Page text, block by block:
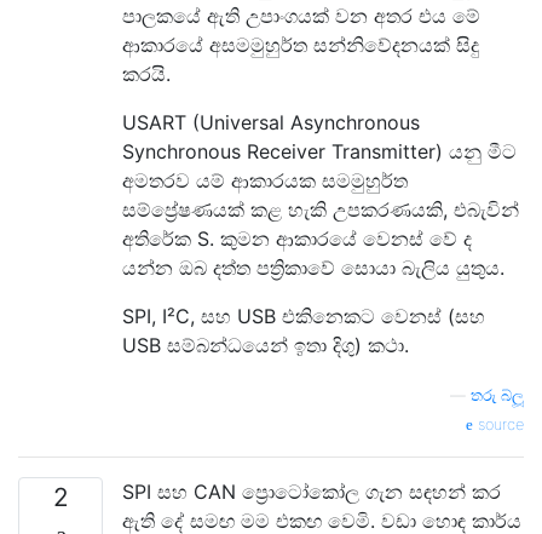
පාලකයේ ඇති උපාංගයක් වන අතර එය මේ
ආකාරයේ අසමමුහුර්ත සන්නිවේදනයක් සිදු
කරයි.
USART (Universal Asynchronous
Synchronous Receiver Transmitter) යනු මීට
අමතරව යම් ආකාරයක සමමුහුර්ත
සම්ප්‍රේෂණයක් කළ හැකි උපකරණයකි, එබැවින්
අතිරේක S. කුමන ආකාරයේ වෙනස් වේ ද
යන්න ඔබ දත්ත පත්‍රිකාවේ සොයා බැලිය යුතුය.
SPI, I²C, සහ USB එකිනෙකට වෙනස් (සහ
USB සම්බන්ධයෙන් ඉතා දිගු) කථා.
තරු බ්ලූ
source
2
SPI සහ CAN ප්‍රොටෝකෝල ගැන සඳහන් කර
ඇති දේ සමඟ මම එකඟ වෙමි. වඩා හොඳ කාර්ය